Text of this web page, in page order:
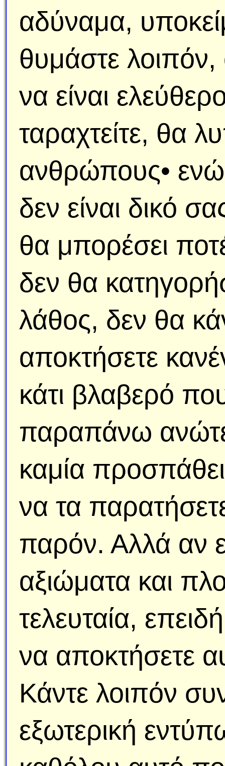
αδύναμα,
θυμάστε λοιπόν,
να είναι
ταραχτείτε, θα
ανθρώπους• ενώ
δεν είναι δικό
θα μπορέσει
δεν θα
λάθος, δεν θα
αποκτήσετε
κάτι βλαβερό
παραπάνω
καμία
να τα
παρόν. Αλλά αν
αξιώματα και
τελευταία,
να αποκτήσετε
Κάντε λοιπόν
εξωτερική